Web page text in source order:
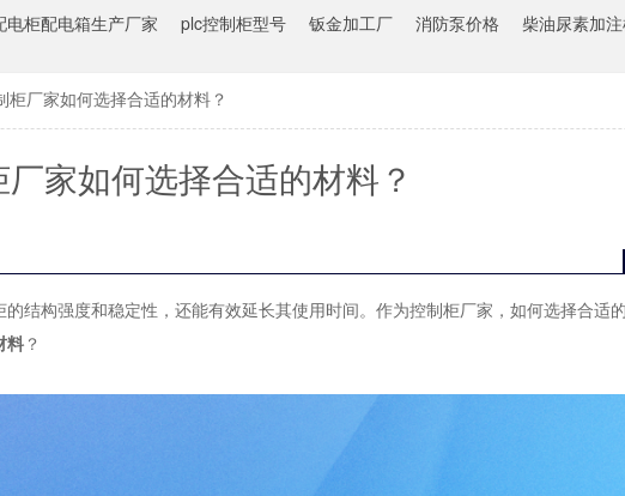
电柜配电箱生产厂家 plc控制柜型号 钣金加工厂 消防泵价格 柴油尿素加
柜厂家如何选择合适的材料？
家如何选择合适的材料？
结构强度和稳定性，还能有效延长其使用时间。作为控制柜厂家，如何选择合适
料 ？